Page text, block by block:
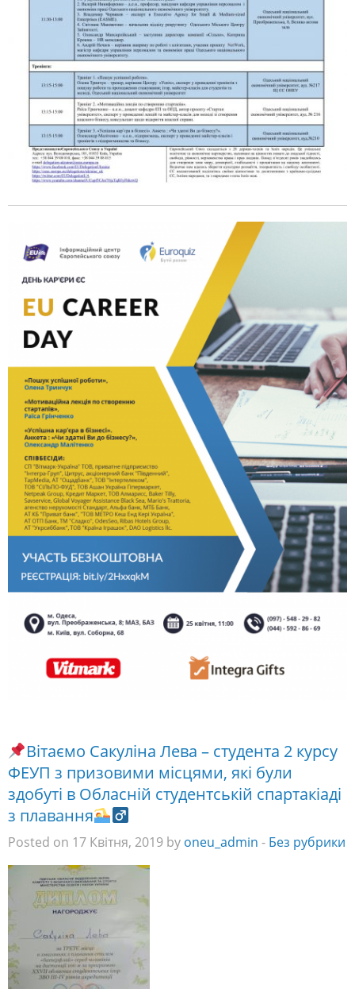
Вітаємо Сакуліна Лева – студента 2 курсу
ФЕУП з призовими місцями, які були
здобуті в Обласній студентській спартакіаді
з плавання
Posted on 17 Квітня, 2019 by oneu_admin - Без рубрики